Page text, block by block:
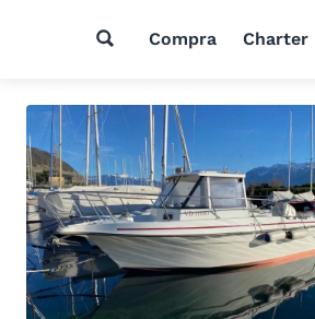
Compra Charter